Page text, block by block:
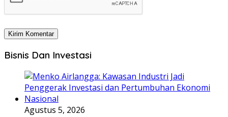
Bisnis Dan Investasi
Agustus 5, 2026